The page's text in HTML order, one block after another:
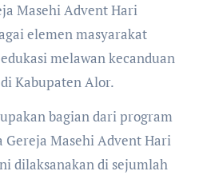
Masehi Advent Hari
elemen masyarakat
melawan kecanduan
Kabupaten Alor.
bagian dari program
Masehi Advent Hari
dilaksanakan di sejumlah